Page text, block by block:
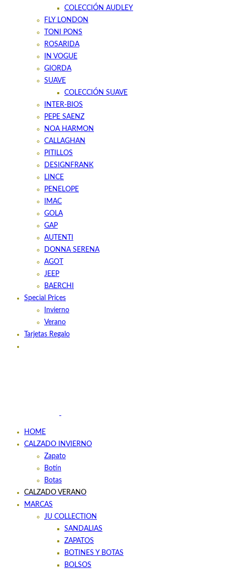
COLECCIÓN AUDLEY
FLY LONDON
TONI PONS
ROSARIDA
IN VOGUE
GIORDA
SUAVE
COLECCIÓN SUAVE
INTER-BIOS
PEPE SAENZ
NOA HARMON
CALLAGHAN
PITILLOS
DESIGNFRANK
LINCE
PENELOPE
IMAC
GOLA
GAP
AUTENTI
DONNA SERENA
AGOT
JEEP
BAERCHI
Special Prices
Invierno
Verano
Tarjetas Regalo
HOME
CALZADO INVIERNO
Zapato
Botín
Botas
CALZADO VERANO
MARCAS
JU COLLECTION
SANDALIAS
ZAPATOS
BOTINES Y BOTAS
BOLSOS